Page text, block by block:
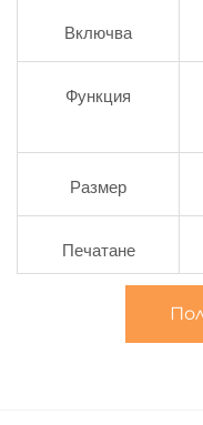
Включва
Функция
Размер
Печатане